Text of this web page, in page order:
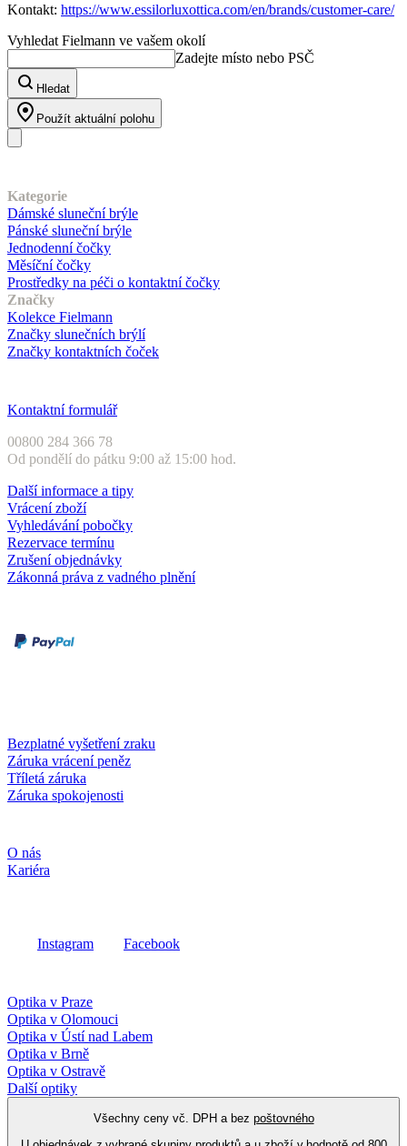
Kontakt: https://www.essilorluxottica.com/en/brands/customer-care/
Vyhledat Fielmann ve vašem okolí
Zadejte místo nebo PSČ
Hledat
Použít aktuální polohu
Kategorie
Dámské sluneční brýle
Pánské sluneční brýle
Jednodenní čočky
Měsíční čočky
Prostředky na péči o kontaktní čočky
Značky
Kolekce Fielmann
Značky slunečních brýlí
Značky kontaktních čoček
Kontaktní formulář
00800 284 366 78
Od pondělí do pátku 9:00 až 15:00 hod.
Další informace a tipy
Vrácení zboží
Vyhledávání pobočky
Rezervace termínu
Zrušení objednávky
Zákonná práva z vadného plnění
Bezplatné vyšetření zraku
Záruka vrácení peněz
Tříletá záruka
Záruka spokojenosti
O nás
Kariéra
Instagram Facebook
Optika v Praze
Optika v Olomouci
Optika v Ústí nad Labem
Optika v Brně
Optika v Ostravě
Další optiky
Všechny ceny vč. DPH a bez poštovného